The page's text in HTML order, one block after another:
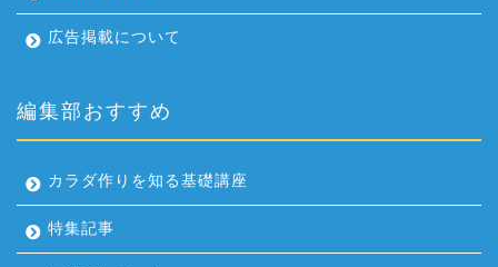
広告掲載について
編集部おすすめ
カラダ作りを知る基礎講座
特集記事